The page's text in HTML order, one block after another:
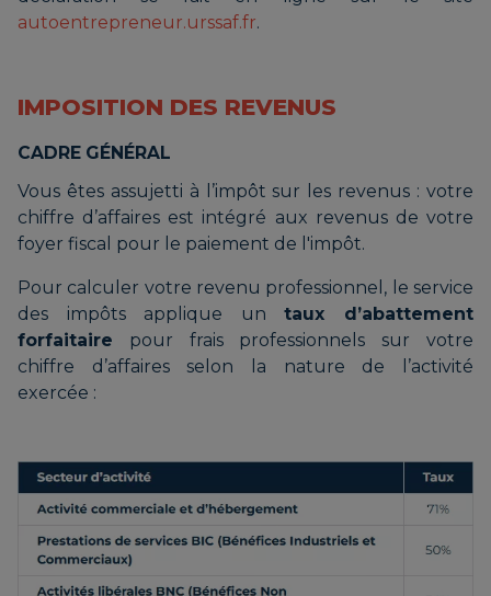
autoentrepreneur.urssaf.fr.
IMPOSITION DES REVENUS
CADRE GÉNÉRAL
Vous êtes assujetti à l’impôt sur les revenus : votre
chiffre d’affaires est intégré aux revenus de votre
foyer fiscal pour le paiement de l'impôt.
Pour calculer votre revenu professionnel, le service
des impôts applique untaux d’abattement
forfaitaire pour frais professionnels sur votre
chiffre d’affaires selon la nature de l’activité
exercée :